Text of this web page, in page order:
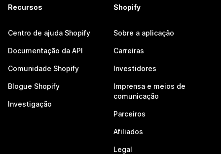
Recursos
Centro de ajuda Shopify
Documentação da API
Comunidade Shopify
Blogue Shopify
Investigação
Shopify
Sobre a aplicação
Carreiras
Investidores
Imprensa e meios de
comunicação
Parceiros
Afiliados
Legal